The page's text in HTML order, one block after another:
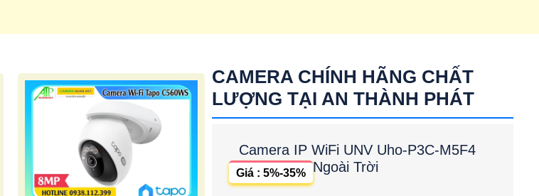
CAMERA CHÍNH HÃNG CHẤT
LƯỢNG TẠI AN THÀNH PHÁT
Camera IP WiFi UNV Uho-P3C-M5F4
Ngoài Trời
Giá : 5%-35%